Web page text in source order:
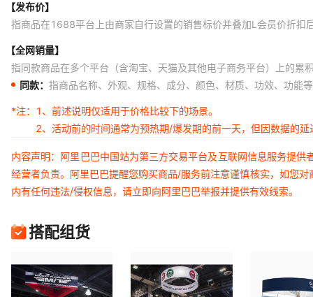
【发布价】
指商品在1688平台上由商家自行设置的销售标价并叠加L会员价折扣
【全网销量】
指同款商品在多个平台（含淘宝、天猫及其他电子商务平台）上的累
同款： 指商品名称、外观、规格、成分、颜色、材质、功效、功能
*注：
1、前述说明仅适用于价格比较下的场景。
2、活动前的时间通常为预热期/爆发期的前一天，但因数据的
内容声明：阿里巴巴中国站为第三方交易平台及互联网信息服务提
经营者负责。阿里巴巴提醒您购买商品/服务前注意谨慎核实，如您
内有任何违法/侵权信息，请立即向阿里巴巴举报并提供有效线索。
搭配组货